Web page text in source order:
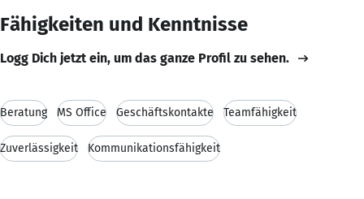
Fähigkeiten und Kenntnisse
Logg Dich jetzt ein, um das ganze Profil zu sehen.
Beratung MS Office Geschäftskontakte Teamfähigkeit
Zuverlässigkeit Kommunikationsfähigkeit